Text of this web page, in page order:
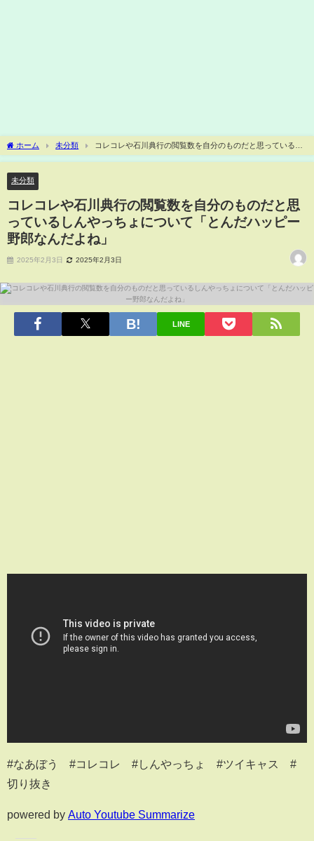
ホーム 未分類
コレコレや石川典行の閲覧数を自分のものだと思っているし
んやっちょについて「とんだハッピー野郎なんだよね」
未分類
コレコレや石川典行の閲覧数を自分のものだと思
っているしんやっちょについて「とんだハッピー
野郎なんだよね」
2025年2月3日 2025年2月3日
LINE
#なあぼう #コレコレ #しんやっちょ #ツイキャス #
切り抜き
powered by Auto Youtube Summarize